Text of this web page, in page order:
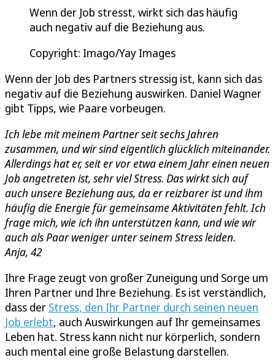
Wenn der Job stresst, wirkt sich das häufig
auch negativ auf die Beziehung aus.
Copyright: Imago/Yay Images
Wenn der Job des Partners stressig ist, kann sich das
negativ auf die Beziehung auswirken. Daniel Wagner
gibt Tipps, wie Paare vorbeugen.
Ich lebe mit meinem Partner seit sechs Jahren
zusammen, und wir sind eigentlich glücklich miteinander.
Allerdings hat er, seit er vor etwa einem Jahr einen neuen
Job angetreten ist, sehr viel Stress. Das wirkt sich auf
auch unsere Beziehung aus, da er reizbarer ist und ihm
häufig die Energie für gemeinsame Aktivitäten fehlt. Ich
frage mich, wie ich ihn unterstützen kann, und wie wir
auch als Paar weniger unter seinem Stress leiden.
Anja, 42
Ihre Frage zeugt von großer Zuneigung und Sorge um
Ihren Partner und Ihre Beziehung. Es ist verständlich,
dass der Stress, den Ihr Partner durch seinen neuen
Job erlebt, auch Auswirkungen auf Ihr gemeinsames
Leben hat. Stress kann nicht nur körperlich, sondern
auch mental eine große Belastung darstellen.